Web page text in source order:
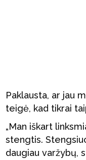
Paklausta, ar jau
teigė, kad tikrai
„Man iškart
stengtis.
daugiau varžybų,